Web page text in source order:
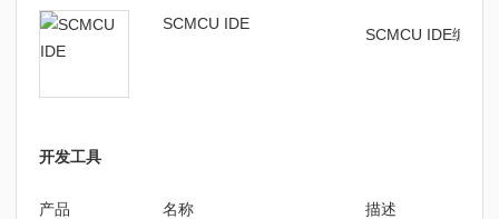
SCMCU IDE
SCMCU IDE编译
开发工具
产品 名称 描述